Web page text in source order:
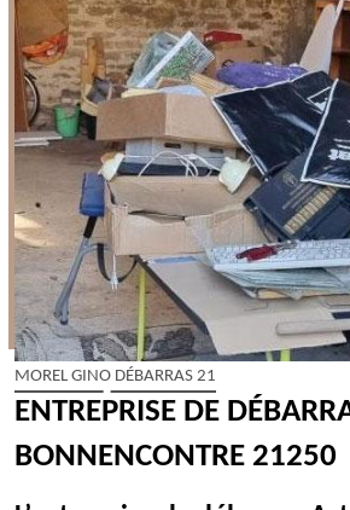
MOREL GINO DÉBARRAS 21
ENTREPRISE DE
BONNENCONTRE 21250